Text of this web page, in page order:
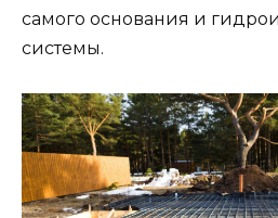
самого основания и
системы.